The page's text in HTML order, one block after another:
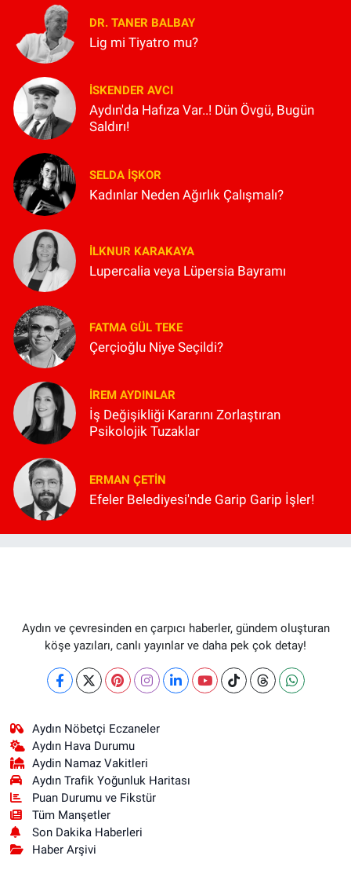
DR. TANER BALBAY
Lig mi Tiyatro mu?
İSKENDER AVCI
Aydın'da Hafıza Var..! Dün Övgü, Bugün
Saldırı!
SELDA İŞKOR
Kadınlar Neden Ağırlık Çalışmalı?
İLKNUR KARAKAYA
Lupercalia veya Lüpersia Bayramı
FATMA GÜL TEKE
Çerçioğlu Niye Seçildi?
İREM AYDINLAR
İş Değişikliği Kararını Zorlaştıran
Psikolojik Tuzaklar
ERMAN ÇETIN
Efeler Belediyesi'nde Garip Garip İşler!
Aydın ve çevresinden en çarpıcı haberler, gündem oluşturan
köşe yazıları, canlı yayınlar ve daha pek çok detay!
Aydın Nöbetçi Eczaneler
Aydın Hava Durumu
Aydin Namaz Vakitleri
Aydın Trafik Yoğunluk Haritası
Puan Durumu ve Fikstür
Tüm Manşetler
Son Dakika Haberleri
Haber Arşivi